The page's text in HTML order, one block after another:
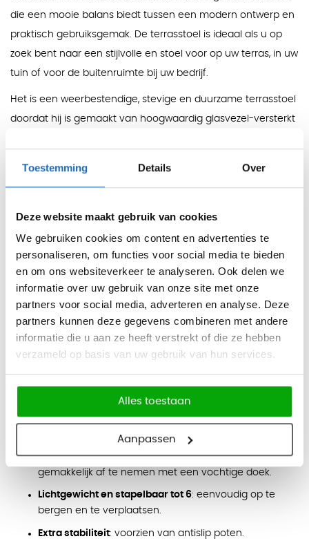
Toestemming Details Over
Deze website maakt gebruik van cookies
We gebruiken cookies om content en advertenties te
personaliseren, om functies voor social media te bieden
en om ons websiteverkeer te analyseren. Ook delen we
informatie over uw gebruik van onze site met onze
partners voor social media, adverteren en analyse. Deze
partners kunnen deze gegevens combineren met andere
informatie die u aan ze heeft verstrekt of die ze hebben
verzameld op basis van uw gebruik van hun services.
Alles toestaan
Aanpassen
die een mooie balans biedt tussen een modern ontwerp en
praktisch gebruiksgemak. De terrasstoel is ideaal als u op
zoek bent naar een stijlvolle en stoel voor op uw terras, in uw
tuin of voor de buitenruimte bij uw bedrijf.
Het is een weerbestendige, stevige en duurzame terrasstoel
doordat hij is gemaakt van hoogwaardig glasvezel-versterkt
handig is, is dat de stoel uit één geheel is gemaakt waardoor
Omdat de stoel lichtgewicht is, is deze gemakkelijk te
verplaatsen. Nardi heeft de stoel zo ontworpen dat u deze
makkelijk kunt stapelen en opbergen wanneer u deze niet
nodig heeft. Voor extra stabiliteit op diverse ondergronden
heeft de stoel antislip poten. De Nardi Trill Armchair is
beschikbaar in 9 moderne kleuren waardoor er altijd wel
een kleur bij zit die perfect aansluiten bij uw buitenruimte.
Ook zou u bij deze stoel nog bijpassende kussens bij kunnen
bestellen voor extra zitcomfort.
Belangrijkste kenmerken:
Duurzaam en weerbestendig: bestand tegen diverse
weersomstandigheden en UV-straling.
Onderhoudsvriendelijk: vuil- en waterafstotend en
gemakkelijk af te nemen met een vochtige doek.
Lichtgewicht en stapelbaar tot 6: eenvoudig op te
bergen en te verplaatsen.
Extra stabiliteit: voorzien van antislip poten.